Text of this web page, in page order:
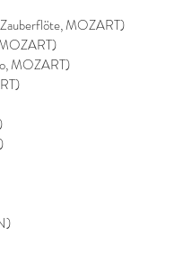
Zauberflöte, MOZART)
MOZART)